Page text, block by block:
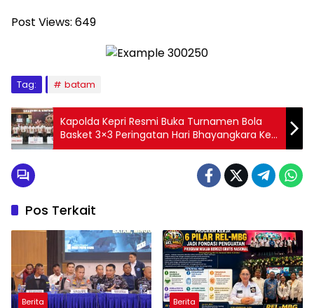
Post Views: 649
Tag: batam
Kapolda Kepri Resmi Buka Turnamen Bola
Basket 3×3 Peringatan Hari Bhayangkara Ke-
79
Pos Terkait
Berita Berita